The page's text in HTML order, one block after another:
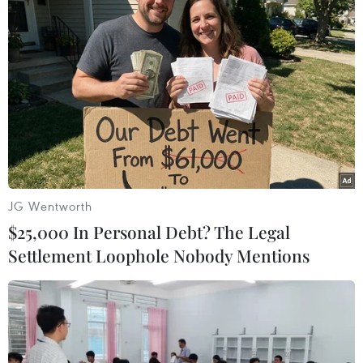
#Plus
Ấn Độ Mỹ
Theo dõi VietnamPlus
TIN LIÊN QUAN
JG Wentworth
$25,000 In Personal Debt? The Legal
Settlement Loophole Nobody Mentions